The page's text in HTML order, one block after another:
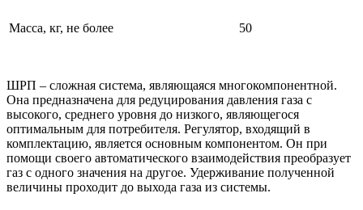
Масса, кг, не более 50
ШРП – сложная система, являющаяся многокомпонентной.
Она предназначена для редуцирования давления газа с
высокого, среднего уровня до низкого, являющегося
оптимальным для потребителя. Регулятор, входящий в
комплектацию, является основным компонентом. Он при
помощи своего автоматического взаимодействия преобразует
газ с одного значения на другое. Удерживание полученной
величины проходит до выхода газа из системы.